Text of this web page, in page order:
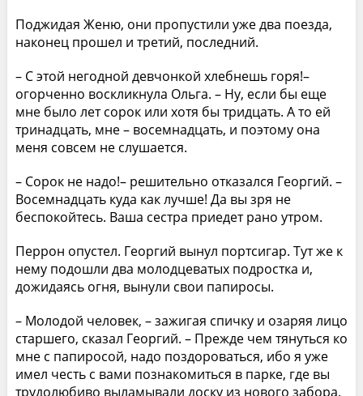
Поджидая Женю, они пропустили уже два поезда,
наконец прошел и третий, последний.
– С этой негодной девчонкой хлебнешь горя!–
огорченно воскликнула Ольга. – Ну, если бы еще
мне было лет сорок или хотя бы тридцать. А то ей
тринадцать, мне – восемнадцать, и поэтому она
меня совсем не слушается.
– Сорок не надо!– решительно отказался Георгий. –
Восемнадцать куда как лучше! Да вы зря не
беспокойтесь. Ваша сестра приедет рано утром.
Перрон опустел. Георгий вынул портсигар. Тут же к
нему подошли два молодцеватых подростка и,
дожидаясь огня, вынули свои папиросы.
– Молодой человек, – зажигая спичку и озаряя лицо
старшего, сказал Георгий. – Прежде чем тянуться ко
мне с папиросой, надо поздороваться, ибо я уже
имел честь с вами познакомиться в парке, где вы
трудолюбиво выламывали доску из нового забора.